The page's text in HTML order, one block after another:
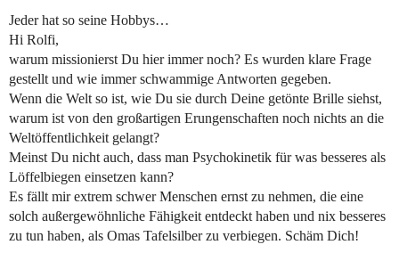
Jeder hat so seine Hobbys…
Hi Rolfi,
warum missionierst Du hier immer noch? Es wurden klare Frage
gestellt und wie immer schwammige Antworten gegeben.
Wenn die Welt so ist, wie Du sie durch Deine getönte Brille siehst,
warum ist von den großartigen Erungenschaften noch nichts an die
Weltöffentlichkeit gelangt?
Meinst Du nicht auch, dass man Psychokinetik für was besseres als
Löffelbiegen einsetzen kann?
Es fällt mir extrem schwer Menschen ernst zu nehmen, die eine
solch außergewöhnliche Fähigkeit entdeckt haben und nix besseres
zu tun haben, als Omas Tafelsilber zu verbiegen. Schäm Dich!